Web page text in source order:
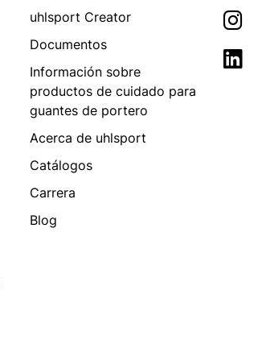
uhlsport Creator
Documentos
Información sobre
productos de cuidado para
guantes de portero
Acerca de uhlsport
Catálogos
Carrera
Blog